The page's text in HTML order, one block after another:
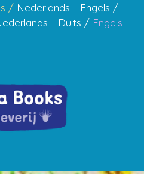
/ Nederlands - Engels /
- Duits / Engels